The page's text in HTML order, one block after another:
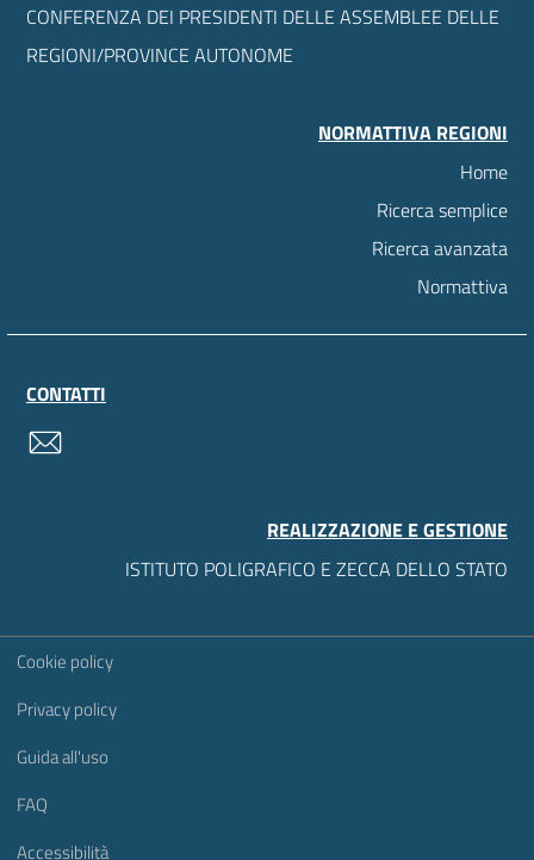
CONFERENZA DEI PRESIDENTI DELLE ASSEMBLEE DELLE
REGIONI/PROVINCE AUTONOME
NORMATTIVA REGIONI
Home
Ricerca semplice
Ricerca avanzata
Normattiva
CONTATTI
REALIZZAZIONE E GESTIONE
ISTITUTO POLIGRAFICO E ZECCA DELLO STATO
Sezione Link Utili
Cookie policy
Privacy policy
Guida all'uso
FAQ
Accessibilità